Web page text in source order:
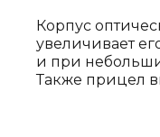
Корпус
увеличивает
и при
Также прицел